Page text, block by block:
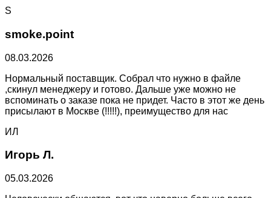
S
smoke.point
08.03.2026
Нормальный поставщик. Собрал что нужно в файле
,скинул менеджеру и готово. Дальше уже можно не
вспоминать о заказе пока не придет. Часто в этот же день
присылают в Москве (!!!!!), преимущество для нас
ИЛ
Игорь Л.
05.03.2026